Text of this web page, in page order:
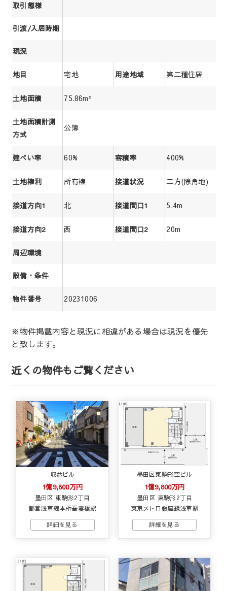
取引態様
引渡/入居時期
現況
地目 宅地 用途地域 第二種住居
土地面積 75.86m²
土地面積計測
方式
公簿
建ぺい率 60% 容積率 400%
土地権利 所有権 接道状況 二方(除角地)
接道方向1 北 接道間口1 5.4m
接道方向2 西 接道間口2 20m
周辺環境
設備・条件
物件番号 20231006
※物件掲載内容と現況に相違がある場合は現況を優先
と致します。
近くの物件もご覧ください
収益ビル
1億9,800万円
墨田区 東駒形2丁目
都営浅草線本所吾妻橋駅
墨田区東駒形空ビル
1億9,800万円
墨田区 東駒形2丁目
東京メトロ銀座線浅草駅